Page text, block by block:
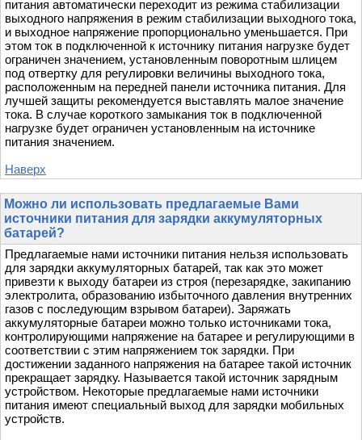
питания автоматически переходит из режима стабилизации
выходного напряжения в режим стабилизации выходного тока,
и выходное напряжение пропорционально уменьшается. При
этом ток в подключенной к источнику питания нагрузке будет
ограничен значением, установленным поворотным шлицем
под отвертку для регулировки величины выходного тока,
расположенным на передней панели источника питания. Для
лучшей защиты рекомендуется выставлять малое значение
тока. В случае короткого замыкания ток в подключенной
нагрузке будет ограничен установленным на источнике
питания значением.
Наверх
Можно ли использовать предлагаемые Вами
источники питания для зарядки аккумуляторных
батарей?
Предлагаемые нами источники питания нельзя использовать
для зарядки аккумуляторных батарей, так как это может
привезти к выходу батареи из строя (перезарядке, закипанию
электролита, образованию избыточного давления внутренних
газов с последующим взрывом батареи). Заряжать
аккумуляторные батареи можно только источниками тока,
контролирующими напряжение на батарее и регулирующими в
соответствии с этим напряжением ток зарядки. При
достижении заданного напряжения на батарее такой источник
прекращает зарядку. Называется такой источник зарядным
устройством. Некоторые предлагаемые нами источники
питания имеют специальный выход для зарядки мобильных
устройств.